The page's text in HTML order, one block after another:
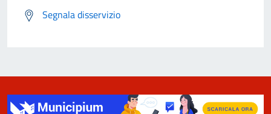
Segnala disservizio